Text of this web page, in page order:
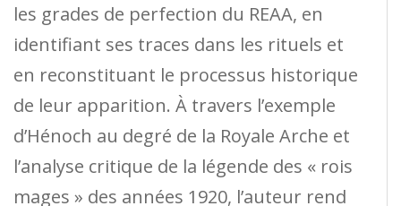
les grades de perfection du REAA, en
identifiant ses traces dans les rituels et
en reconstituant le processus historique
de leur apparition. À travers l’exemple
d’Hénoch au degré de la Royale Arche et
l’analyse critique de la légende des « rois
mages » des années 1920, l’auteur rend